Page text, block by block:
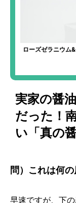
ローズゼラニウム
実家の醤
だった！
い「真の
問）これは何
早速ですが、下の